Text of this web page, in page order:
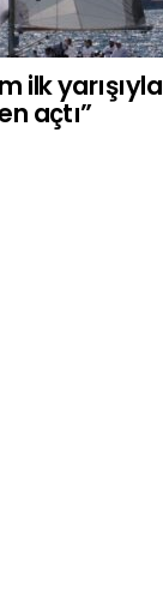
ilk yarışıyla
açtı”